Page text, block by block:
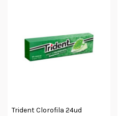
Trident Clorofila 24ud